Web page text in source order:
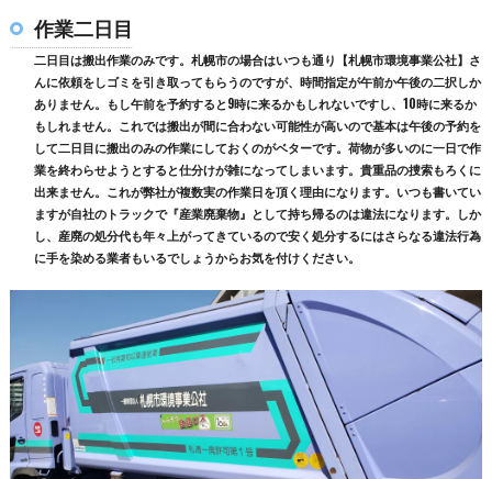
作業二日目
二日目は搬出作業のみです。札幌市の場合はいつも通り【札幌市環境事業公社】さ
んに依頼をしゴミを引き取ってもらうのですが、時間指定が午前か午後の二択しか
ありません。もし午前を予約すると9時に来るかもしれないですし、10時に来るか
もしれません。これでは搬出が間に合わない可能性が高いので基本は午後の予約を
して二日目に搬出のみの作業にしておくのがベターです。荷物が多いのに一日で作
業を終わらせようとすると仕分けが雑になってしまいます。貴重品の捜索もろくに
出来ません。これが弊社が複数実の作業日を頂く理由になります。いつも書いてい
ますが自社のトラックで『産業廃棄物』として持ち帰るのは違法になります。しか
し、産廃の処分代も年々上がってきているので安く処分するにはさらなる違法行為
に手を染める業者もいるでしょうからお気を付けください。